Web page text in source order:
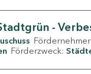
-
Förderzweck: